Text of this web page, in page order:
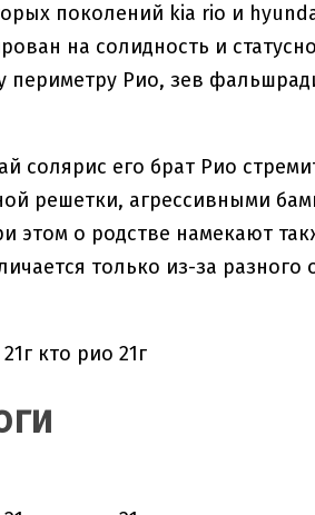
поколений kia rio и
на солидность и
периметру Рио, зев
солярис его брат Рио
решетки, агрессивными
этом о родстве намекают
только из-за разного